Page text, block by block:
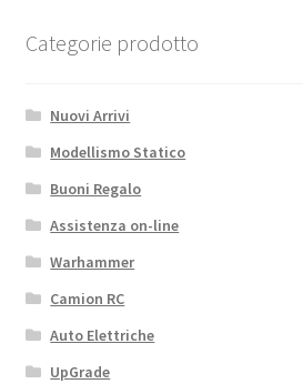
Categorie prodotto
Nuovi Arrivi
Modellismo Statico
Buoni Regalo
Assistenza on-line
Warhammer
Camion RC
Auto Elettriche
UpGrade